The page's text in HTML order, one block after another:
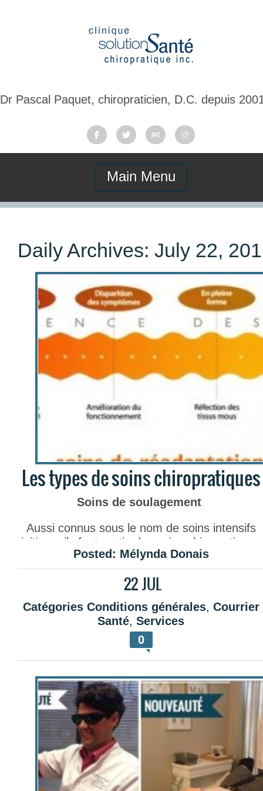
Dr Pascal Paquet, chiropraticien, D.C. depuis
Main Menu
Daily Archives: July 22,
Les types de soins chiropratiques
Soins de soulagement
Aussi connus sous le nom de soins intensifs
initiaux, ils font partie des soins chiropratiques
ayant pour but de réduire l’inflammation et
d’apporter une meilleure mobilité aux
Grâce aux ajustements rapprochés,
douleurs et même une disparition des
symptômes qui vous ont amené à la Clinique
Solution Santé Chiropratique inc. Votre bien-
être général s’améliorera et vous mènera à un
but que le Dr Pascal Paquet, chiropraticien,
D.C. vous a remis un rapport comprenant ses
meilleures recommandations pour vous aider à
retrouver une santé optimale à la suite de
première visite
vos soins lorsque vous vous sentirez mieux,
mais le but des soins chiropratiques est de
s’attaquer aux causes et non aux symptômes.
Posted: Mélynda Donais
22 JUL
Catégories Conditions générales, Courrier
Santé, Services
0